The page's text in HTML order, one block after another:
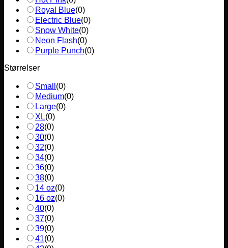
Royal Blue(0)
Electric Blue(0)
Snow White(0)
Neon Flash(0)
Purple Punch(0)
Størrelser
Small (0)
Medium(0)
Large(0)
XL(0)
28(0)
30(0)
32(0)
34(0)
36(0)
38(0)
14 oz(0)
16 oz(0)
40(0)
37(0)
39(0)
41(0)